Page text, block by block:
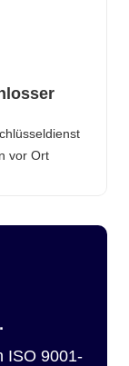
vor Ort
ISO 9001-